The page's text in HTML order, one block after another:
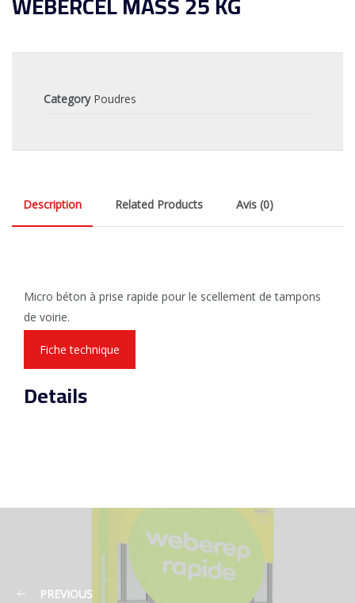
Category Poudres
Description Related Products Avis (0)
Micro béton à prise rapide pour le scellement de tampons
de voirie.
Fiche technique
Details
PREVIOUS